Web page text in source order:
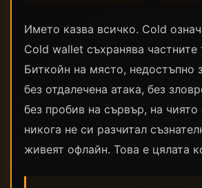
Името казва всичко. Cold
Cold wallet съхранява частните
Биткойн на място, недостъпно
без отдалечена атака, без
без пробив на сървър, на чиято
никога не си разчитал
живеят офлайн. Това е цялата